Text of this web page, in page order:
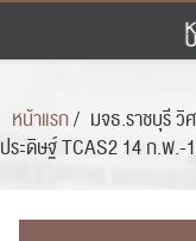
Skip
content
หน้าแรก/ มจธ.ราชบุรี
ประดิษฐ์ TCAS2 14 ก.พ.-